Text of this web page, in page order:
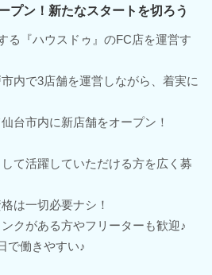
プン！新たなスタートを切ろう
る『ハウスドゥ』のFC店を運営す
内で3店舗を運営しながら、着実に
台市内に新店舗をオープン！
て活躍していただける方を広く募
は一切必要ナシ！
クがある方やフリーターも歓迎♪
で働きやすい♪